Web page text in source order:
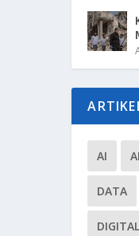
AI
DATA
DIGITAL